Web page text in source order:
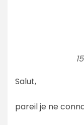
Salut,
pareil je ne